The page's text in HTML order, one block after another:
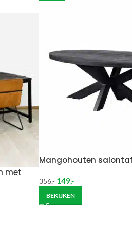
week in rekening brengen.
brengen. De kosten hiervan zijn
je het meubel gemonteerd hebben op
met
Mangohouten
356,- 149,-
BEKIJKEN